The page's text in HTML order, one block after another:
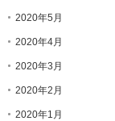
2020年5月
2020年4月
2020年3月
2020年2月
2020年1月